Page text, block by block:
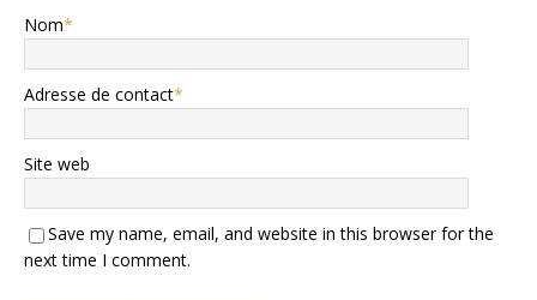
Nom*
Adresse de contact*
Site web
Save my name, email, and website in this browser for the
next time I comment.